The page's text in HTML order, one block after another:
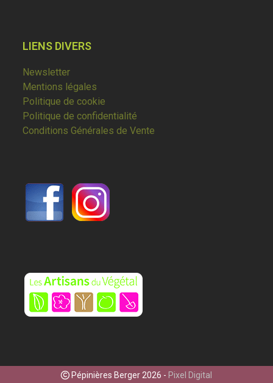
LIENS DIVERS
Newsletter
Mentions légales
Politique de cookie
Politique de confidentialité
Conditions Générales de Vente
Pépinières Berger 2026 - Pixel Digital